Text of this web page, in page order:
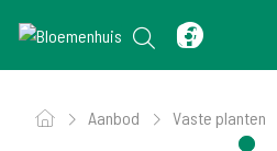
Aanbod Vaste planten